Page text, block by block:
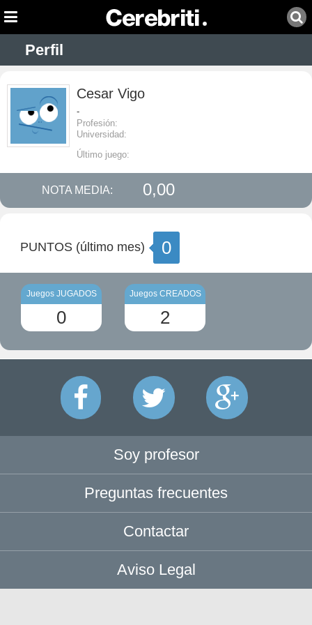
Perfil
Cesar Vigo
-
Profesión:
Universidad:
Último juego:
NOTA MEDIA: 0,00
PUNTOS (último mes) 0
Juegos JUGADOS
0
Juegos CREADOS
2
Soy profesor
Preguntas frecuentes
Contactar
Aviso Legal